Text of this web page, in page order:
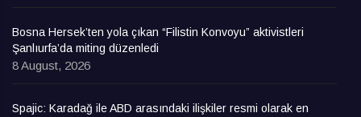
Bosna Hersek’ten yola çıkan “Filistin Konvoyu” aktivistleri
Şanlıurfa’da miting düzenledi
8 August, 2026
Spajic: Karadağ ile ABD arasındaki ilişkiler resmi olarak en